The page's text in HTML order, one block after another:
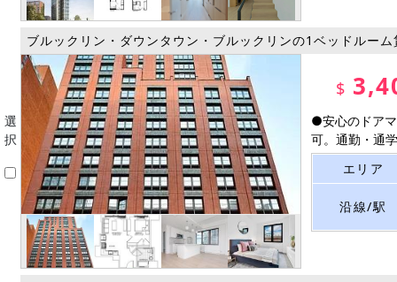
選
択
ブルックリン・ダウンタウン・ブルックリンの1ベッドルー
$
●安心のドア
可。通勤・通
エリア
沿線/駅